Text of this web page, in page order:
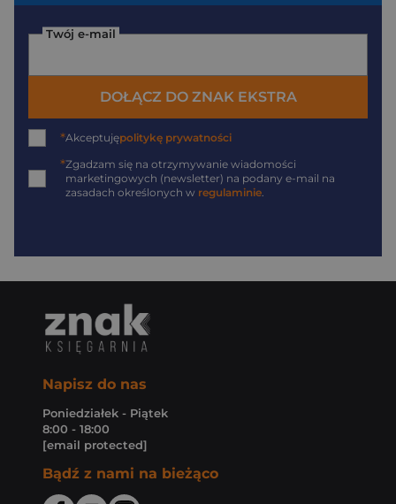
Twój e-mail
DOŁĄCZ DO ZNAK EKSTRA
*Akceptujępolitykę prywatności
*Zgadzam się na otrzymywanie wiadomości
marketingowych (newsletter) na podany e-mail na
zasadach określonych w regulaminie.
Napisz do nas
Poniedziałek - Piątek
8:00 - 18:00
[email protected]
Bądź z nami na bieżąco